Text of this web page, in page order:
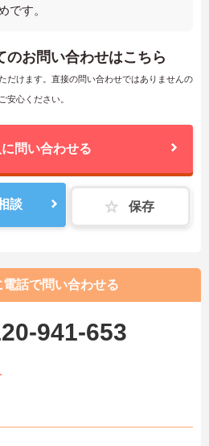
です。
のお問い合わせはこちら
だけます。直接の問い合わせではありませんの
安心ください。
問い合わせる
談 保存
電話で問い合わせる
941-653